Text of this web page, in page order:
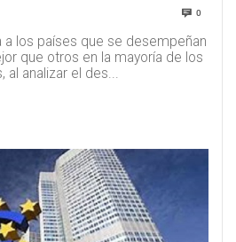
0
los países que se desempeñan
que otros en la mayoría de los
al analizar el des...